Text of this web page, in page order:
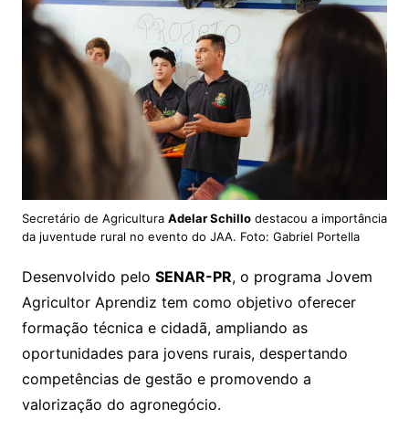
Secretário de Agricultura Adelar Schillodestacou a importância
da juventude rural no evento do JAA. Foto: Gabriel Portella
Desenvolvido pelo SENAR-PR, o programa Jovem
Agricultor Aprendiz tem como objetivo oferecer
formação técnica e cidadã, ampliando as
oportunidades para jovens rurais, despertando
competências de gestão e promovendo a
valorização do agronegócio.